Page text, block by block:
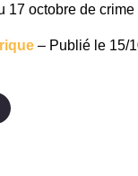
17 octobre de crime
– Publié le 15/